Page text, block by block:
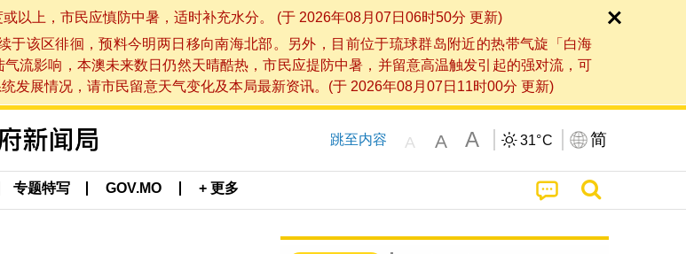
以上，市民应慎防中暑，适时补充水分。 (于 2026年08月07日06时50分 更新)
该区徘徊，预料今明两日移向南海北部。另外，目前位于琉球群岛附近的热带气旋「白海
流影响，本澳未来数日仍然天晴酷热，市民应提防中暑，并留意高温触发引起的强对流，可
发展情况，请市民留意天气变化及本局最新资讯。(于 2026年08月07日11时00分 更新)
跳至内容 A A A 31°C 简
专题特写 GOV.MO + 更多